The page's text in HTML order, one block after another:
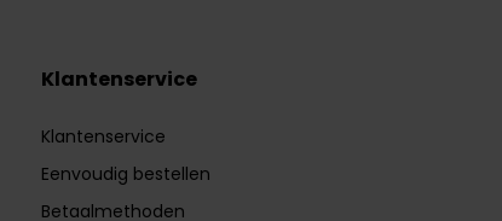
Klantenservice
Klantenservice
Eenvoudig bestellen
Betaalmethoden